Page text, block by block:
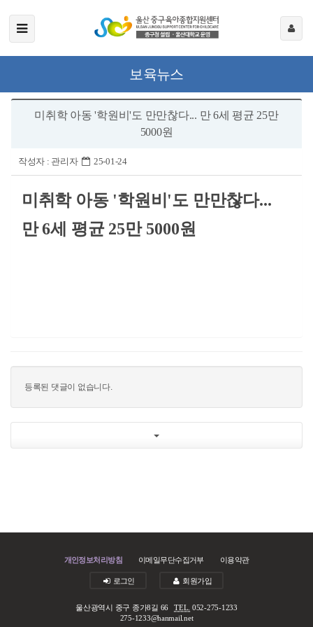
보육뉴스
미취학 아동 '학원비'도 만만찮다... 만 6세 평균 25만
5000원
작성자 : 관리자 25-01-24
미취학 아동 '학원비 '도 만만찮다...
만6세 평균 25만 5000원
등록된 댓글이 없습니다.
개인정보처리방침 이메일무단수집거부 이용약관
로그인 회원가입
울산광역시 중구 종가8길 66TEL. 052-275-1233
275-1233@hanmail.net